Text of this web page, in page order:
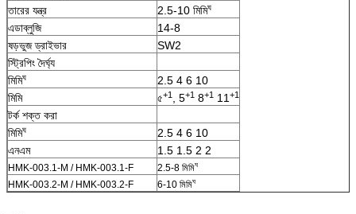
তারের যন্ত্র
2.5-10 মিমিঘ
এডাব্লুজি
14-8
ষড়ভুজ ড্রাইভার
SW2
স্ট্রিপিং দৈর্ঘ্য
মিমিঘ
2.5 4 6 10
মিমি
৫+1 , 5+1 8+1 11 +1
টর্ক শক্ত করা
মিমিঘ
2.5 4 6 10
এনএম
1.5 1.5 2 2
HMK-003.1-M / HMK-003.1-F 2.5-8 মিমিঘ
HMK-003.2-M / HMK-003.2-F 6-10 মিমিঘ